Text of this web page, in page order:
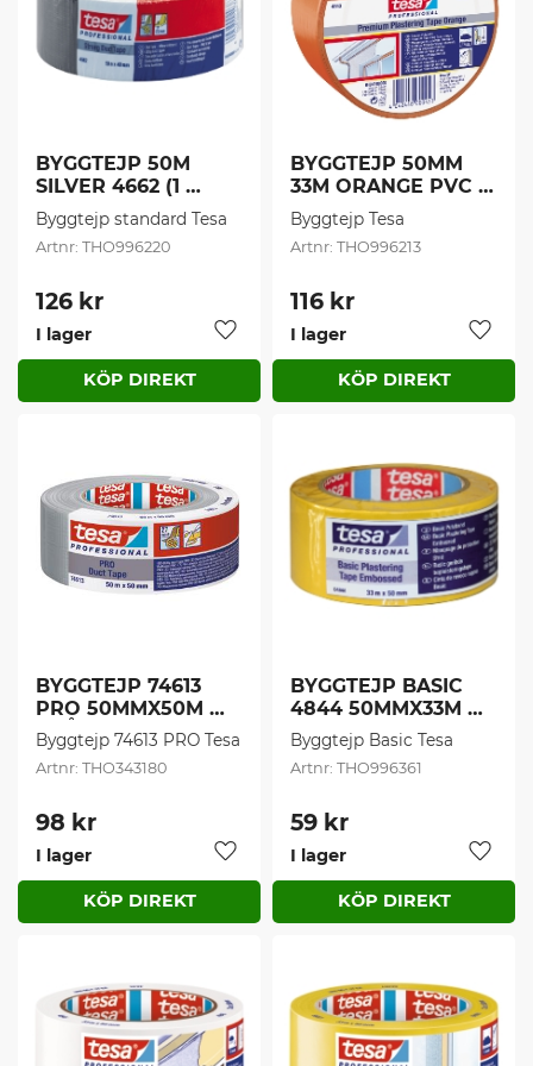
BYGGTEJP 50M
SILVER 4662 (1
st/frp)
Byggtejp standard Tesa
THO996220
126 kr
Lägg till i favoriter
I lager
BYGGTEJP 50MM
33M ORANGE PVC
(1 st/frp)
Byggtejp Tesa
THO996213
116 kr
Lägg
I lager
BYGGTEJP 74613
PRO 50MMX50M
GRÅ (1 st/frp)
Byggtejp 74613 PRO Tesa
THO343180
98 kr
Lägg till i favoriter
I lager
BYGGTEJP BASIC
4844 50MMX33M
TESA (1 st/frp)
Byggtejp Basic Tesa
THO996361
59 kr
Lägg
I lager